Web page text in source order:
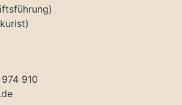
910